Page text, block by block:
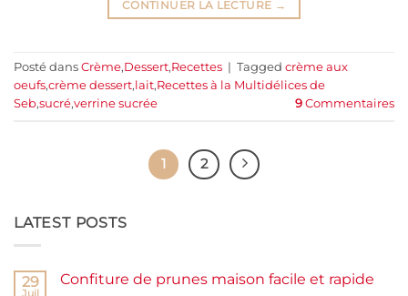
CONTINUER LA LECTURE →
Posté dans Crème,Dessert,Recettes | Tagged crème aux
oeufs,crème dessert,lait,Recettes à la Multidélices de
Seb,sucré,verrine sucrée 9 Commentaires
1 2
LATEST POSTS
29
Juil
Confiture de prunes maison facile et rapide